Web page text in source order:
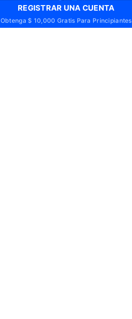
REGISTRAR UNA CUENTA
Obtenga $ 10,000 Gratis Para Principiantes